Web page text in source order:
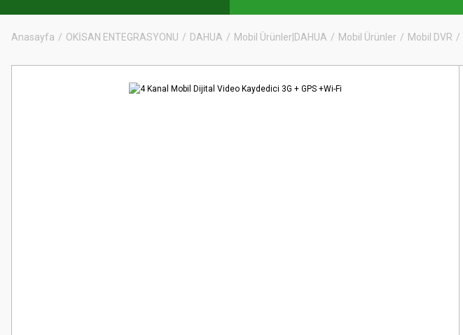
Anasayfa OKİSAN ENTEGRASYONU DAHUA Mobil Ürünler|DAHUA Mobil Ürünler Mobil DVR